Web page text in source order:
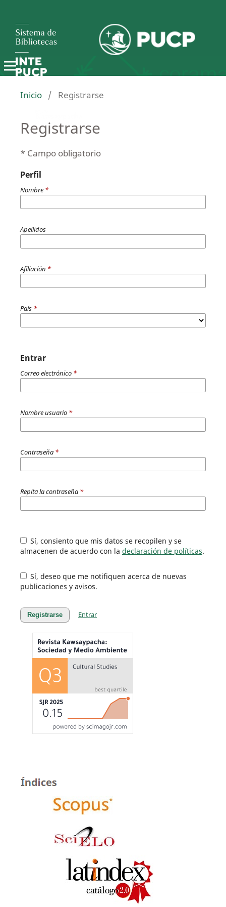
Inicio / Registrarse
Registrarse
* Campo obligatorio
Perfil
Nombre *
Apellidos
Afiliación *
País *
Entrar
Correo electrónico *
Nombre usuario *
Contraseña *
Repita la contraseña *
Sí, consiento que mis datos se recopilen y se
almacenen de acuerdo con la declaración de políticas.
Sí, deseo que me notifiquen acerca de nuevas
publicaciones y avisos.
Registrarse Entrar